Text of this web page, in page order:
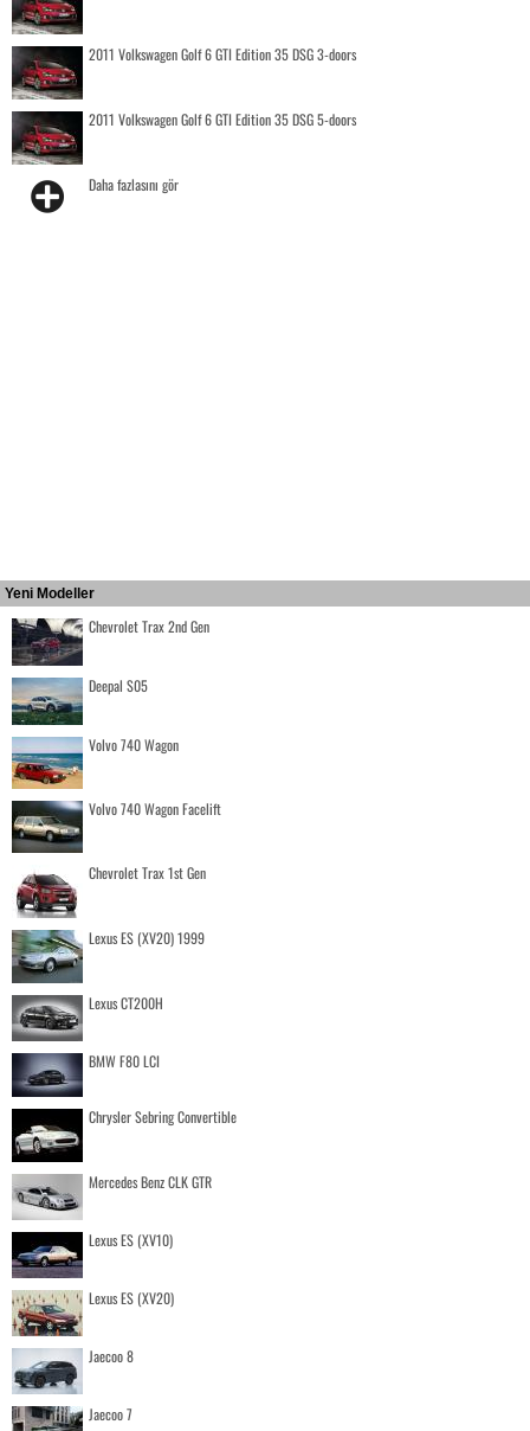
2011 Volkswagen Golf 6 GTI Edition 35 DSG 3-doors
2011 Volkswagen Golf 6 GTI Edition 35 DSG 5-doors
Daha fazlasını gör
Yeni Modeller
Chevrolet Trax 2nd Gen
Deepal S05
Volvo 740 Wagon
Volvo 740 Wagon Facelift
Chevrolet Trax 1st Gen
Lexus ES (XV20) 1999
Lexus CT200H
BMW F80 LCI
Chrysler Sebring Convertible
Mercedes Benz CLK GTR
Lexus ES (XV10)
Lexus ES (XV20)
Jaecoo 8
Jaecoo 7